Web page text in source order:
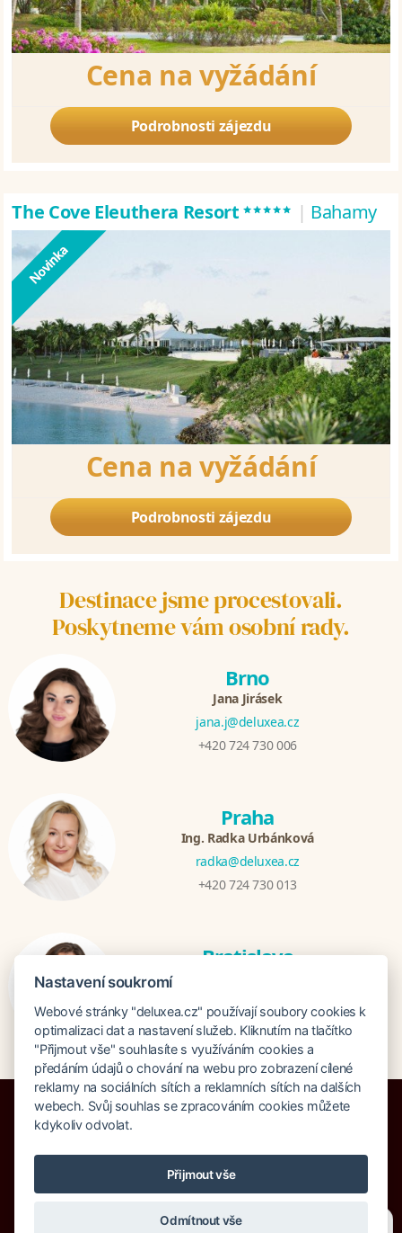
Cena na vyžádání
Podrobnosti zájezdu
The Cove Eleuthera Resort***** | Bahamy
Cena na vyžádání
Podrobnosti zájezdu
Destinace jsme procestovali.
Poskytneme vám osobní rady.
Brno
Jana Jirásek
jana.j@deluxea.cz
+420 724 730 006
Praha
Ing. Radka Urbánková
radka@deluxea.cz
+420 724 730 013
Bratislava
+421 948 759 074
Pojištění proti úpadku 125 000 000 Kč
Nastavení soukromí
Webové stránky "deluxea.cz" používají soubory cookies k
optimalizaci dat a nastavení služeb. Kliknutím na tlačítko
"Přijmout vše" souhlasíte s využíváním cookies a
předáním údajů o chování na webu pro zobrazení cílené
reklamy na sociálních sítích a reklamních sítích na dalších
webech. Svůj souhlas se zpracováním cookies můžete
kdykoliv odvolat.
Přijmout vše
Odmítnout vše
Potřebujete poradit?Zeptejte se našeho asistent